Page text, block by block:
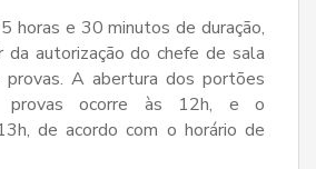
horas e 30 minutos de duração,
da autorização do chefe de sala
provas. A abertura dos portões
ocorre às 12h, e o
de acordo com o horário de